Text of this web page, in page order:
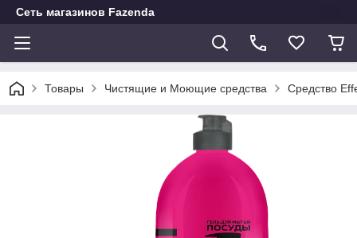
Сеть магазинов Fazenda
Товары Чистящие и Моющие средства Средство